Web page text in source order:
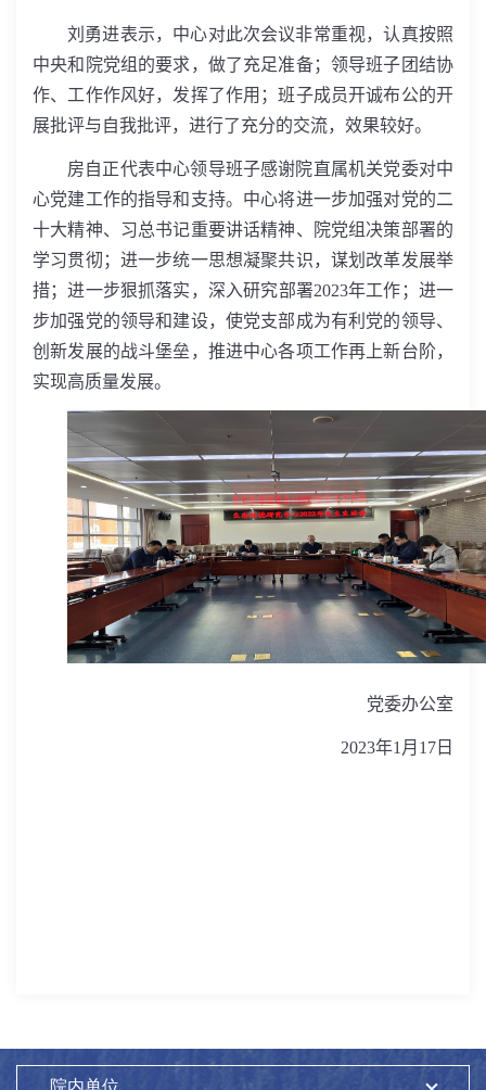
刘勇进表示，中心对此次会议非常重视，认真按照
中央和院党组的要求，做了充足准备；领导班子团结协
作、工作作风好，发挥了作用；班子成员开诚布公的开
展批评与自我批评，进行了充分的交流，效果较好。
房自正代表中心领导班子感谢院直属机关党委对中
心党建工作的指导和支持。中心将进一步加强对党的二
十大精神、习总书记重要讲话精神、院党组决策部署的
学习贯彻；进一步统一思想凝聚共识，谋划改革发展举
措；进一步狠抓落实，深入研究部署2023年工作；进一
步加强党的领导和建设，使党支部成为有利党的领导、
创新发展的战斗堡垒，推进中心各项工作再上新台阶，
实现高质量发展。
党委办公室
2023年1 月 17 日
院内单位